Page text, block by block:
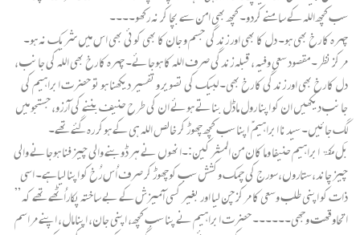
سب کچھ اللہ کے سامنے کردو۔ کچھ بھی امن سے بچا کر نہ رکھو۔۔۔۔
چہرہ کا رخ بھی ہو۔ دل کا بھی اور زندگی جسم و جان کا بھی کوئی بھی اس میں شریک نہ ہو۔
مرکز نظر۔ مقصود سعی وفیہ ، قبلہ زندگی صرف اللہ کا ہوجائے۔ چہرہ کا رخ بھی اللہ کی جانب ،
دل کا رخ بھی اور زندگی کا رخ بھی۔ لبیک کی تصویر و تفسیر دیکھنا ہو تو حضرت ابراہیم کی
جانب دیکھیں ان کو اپنا رول ماڈل بناتے ہوئے ان کی طرح حنیف بننے کی آرزو، جستجو میں
لگ جائیں۔ سیدنا ابراہیم ؑ اپنا سب کچھ چھوڑ کر خالص اللہ ہی کے ہوکر رہ گئے تھے۔
بَل مکۃ ابراہیم حنیفا وما کان من المشرکین:۔انھوں نے ہر ڈوبنے والی چیز فنا ہوجانے والی
چیز چاند،ستاروں،سورج کی چمک وکشش سب کوچھوڑ کر صرف اُس رُخ کو اپنا لیاہے۔ اسی
ذات کو اپنی طلب وسعی کا مرکز چن لیا اور بغیر کسی آمیزش کے بے ساختہ پکاراُٹھے تھے کہ ”
اتحاوقھت وجھی۔۔۔۔۔۔ حضرت ابراہیم نے پنا سب کچھ، اپنی جان، اپنامال، اپنے مراسم